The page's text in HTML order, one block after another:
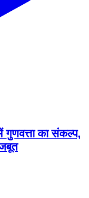
गुणवत्ता का संकल्प,